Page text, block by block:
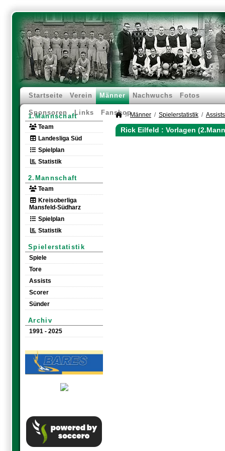
Startseite Verein Männer Nachwuchs Fotos
Sponsoren Links Fanshop
1.Mannschaft
Team
Landesliga Süd
Spielplan
Statistik
2.Mannschaft
Team
Kreisoberliga
Mansfeld-Südharz
Spielplan
Statistik
Spielerstatistik
Spiele
Tore
Assists
Scorer
Sünder
Archiv
1991 - 2025
Männer Spielerstatistik Assists
Rick Eilfeld : Vorlagen